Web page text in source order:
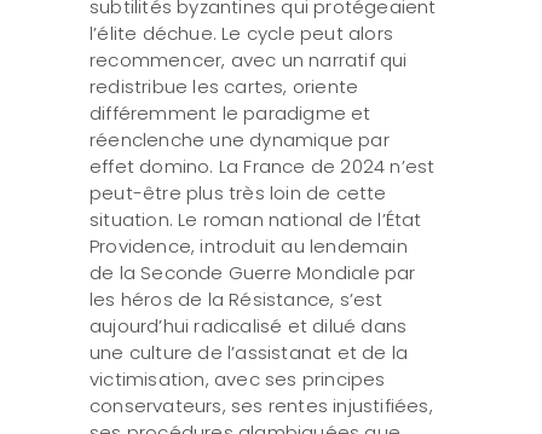
subtilités byzantines qui protégeaient
l’élite déchue. Le cycle peut alors
recommencer, avec un narratif qui
redistribue les cartes, oriente
différemment le paradigme et
réenclenche une dynamique par
effet domino. La France de 2024 n’est
peut-être plus très loin de cette
situation. Le roman national de l’État
Providence, introduit au lendemain
de la Seconde Guerre Mondiale par
les héros de la Résistance, s’est
aujourd’hui radicalisé et dilué dans
une culture de l’assistanat et de la
victimisation, avec ses principes
conservateurs, ses rentes injustifiées,